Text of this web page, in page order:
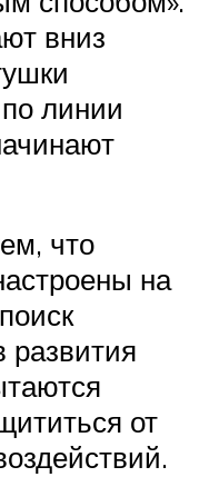
вниз
линии
что
на
развития
от